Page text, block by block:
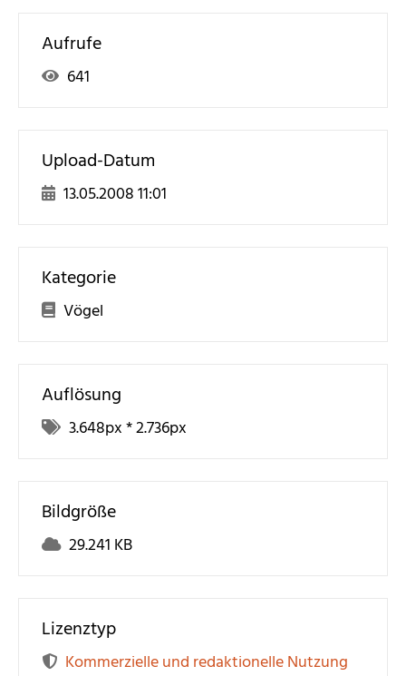
Aufrufe
641
Upload-Datum
13.05.2008 11:01
Kategorie
Vögel
Auflösung
3.648px *2.736px
Bildgröße
29.241 KB
Lizenztyp
Kommerzielle und redaktionelle Nutzung